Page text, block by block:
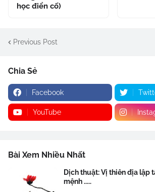
học điển cố)
Previous Post
Chia Sẻ
Facebook
YouTube
Bài Xem Nhiều Nhất
Dịch thuật: Vị thiên địa lập
mệnh .....